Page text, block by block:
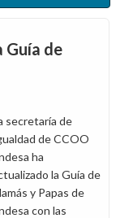
Guía de
secretaría de
de CCOO
ha
la Guía de
y Papas de
con las